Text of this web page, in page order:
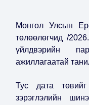
Монгол Улсын
төлөөлөгчид /
үйлдвэрийн
ажиллагаатай
Тус дата
зэрэглэлийн